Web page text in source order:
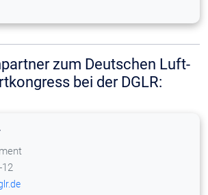
zum Deutschen Luft-
bei der DGLR:
12